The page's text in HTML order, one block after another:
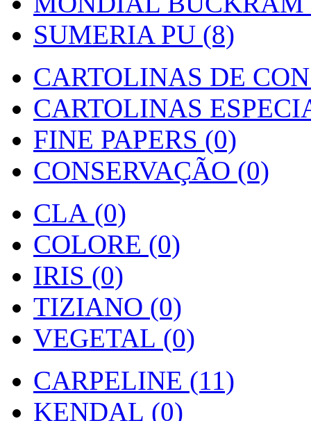
SUMERIA PU (8)
CARTOLINAS DE
CARTOLINAS
FINE PAPERS (0)
CONSERVAÇÃO (0)
CLA (0)
COLORE (0)
IRIS (0)
TIZIANO (0)
VEGETAL (0)
CARPELINE (11)
KENDAL (0)